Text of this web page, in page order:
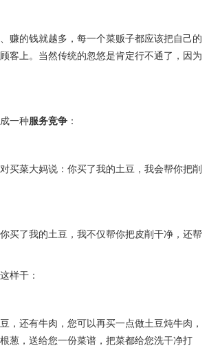
赚的钱就越多，每一个菜贩子都应该把自己的
客上。当然传统的忽悠是肯定行不通了，因为
一种服务竞争 ：
买菜大妈说：你买了我的土豆，我会帮你把削
买了我的土豆，我不仅帮你把皮削干净，还帮
样干：
，还有牛肉，您可以再买一点做土豆炖牛肉，
葱，送给您一份菜谱，把菜都给您洗干净打